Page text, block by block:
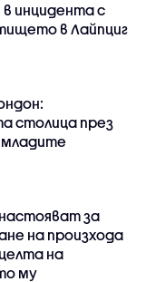
инцидента с
в Лайпциг
столица през
младите
за
на произхода
на
му